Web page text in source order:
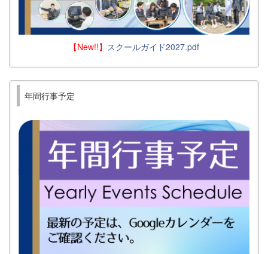
【New!!】 スクールガイド2027.pdf
年間行事予定